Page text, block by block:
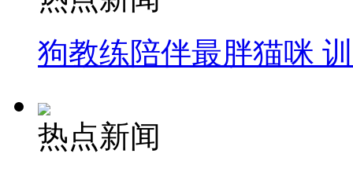
狗教练陪伴最胖猫咪
热点新闻